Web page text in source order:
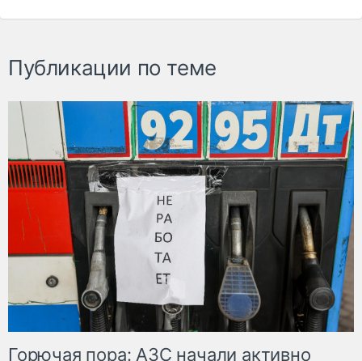
Публикации по теме
Горючая пора: АЗС начали активно